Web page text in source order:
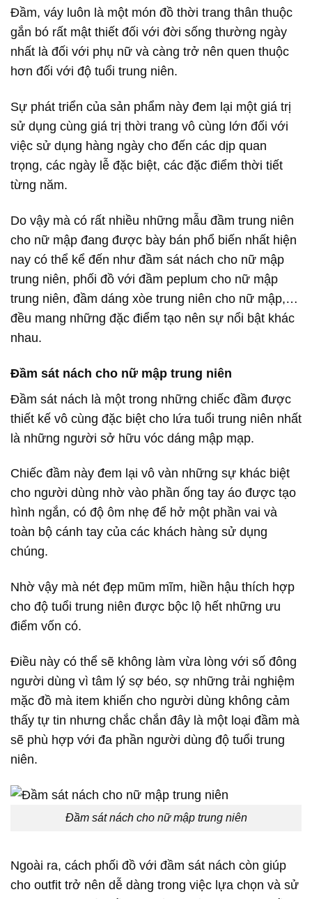
Đầm, váy luôn là một món đồ thời trang thân thuộc
gắn bó rất mật thiết đối với đời sống thường ngày
nhất là đối với phụ nữ và càng trở nên quen thuộc
hơn đối với độ tuổi trung niên.
Sự phát triển của sản phẩm này đem lại một giá trị
sử dụng cùng giá trị thời trang vô cùng lớn đối với
việc sử dụng hàng ngày cho đến các dịp quan
trọng, các ngày lễ đặc biệt, các đặc điểm thời tiết
từng năm.
Do vậy mà có rất nhiều những mẫu đầm trung niên
cho nữ mập đang được bày bán phổ biến nhất hiện
nay có thể kể đến như đầm sát nách cho nữ mập
trung niên, phối đồ với đầm peplum cho nữ mập
trung niên, đầm dáng xòe trung niên cho nữ mập,…
đều mang những đặc điểm tạo nên sự nổi bật khác
nhau.
Đầm sát nách cho nữ mập trung niên
Đầm sát nách là một trong những chiếc đầm được
thiết kế vô cùng đặc biệt cho lứa tuổi trung niên nhất
là những người sở hữu vóc dáng mập mạp.
Chiếc đầm này đem lại vô vàn những sự khác biệt
cho người dùng nhờ vào phần ống tay áo được tạo
hình ngắn, có độ ôm nhẹ để hở một phần vai và
toàn bộ cánh tay của các khách hàng sử dụng
chúng.
Nhờ vậy mà nét đẹp mũm mĩm, hiền hậu thích hợp
cho độ tuổi trung niên được bộc lộ hết những ưu
điểm vốn có.
Điều này có thể sẽ không làm vừa lòng với số đông
người dùng vì tâm lý sợ béo, sợ những trải nghiệm
mặc đồ mà item khiến cho người dùng không cảm
thấy tự tin nhưng chắc chắn đây là một loại đầm mà
sẽ phù hợp với đa phần người dùng độ tuổi trung
niên.
Đầm sát nách cho nữ mập trung niên
Ngoài ra, cách phối đồ với đầm sát nách còn giúp
cho outfit trở nên dễ dàng trong việc lựa chọn và sử